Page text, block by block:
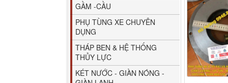
GẦM -CẦU
PHỤ TÙNG XE CHUYÊN
DỤNG
THÁP BEN & HỆ THỐNG
THỦY LỰC
KÉT NƯỚC - GIÀN NÓNG -
80YHCB-60 Bơm xăng
dầu 60m3/h...